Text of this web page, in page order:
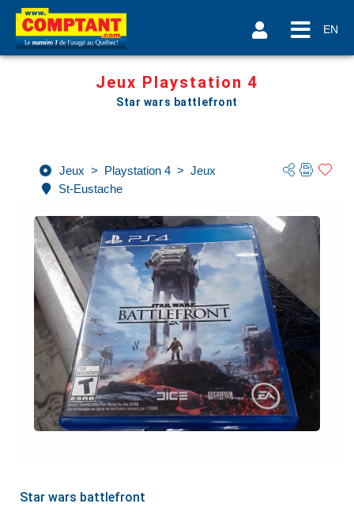
EN
Jeux Playstation 4
Star wars battlefront
Jeux > Playstation 4 > Jeux
St-Eustache
Star wars battlefront